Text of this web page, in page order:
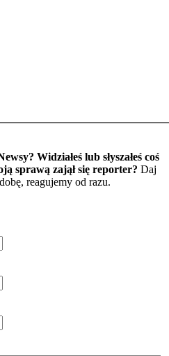
Widziałeś lub słyszałeś coś
sprawą zajął się reporter? Daj
reagujemy od razu.